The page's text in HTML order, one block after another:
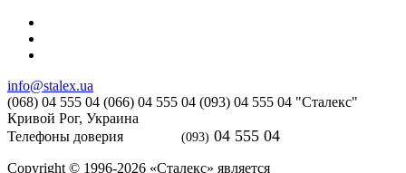
info@stalex.ua
(068) 04 555 04 (066) 04 555 04 (093) 04 555 04 "Сталекс"
Кривой Рог, Украина
Телефоны доверия
(093) 04 555 04
Copyright © 1996-2026 «Сталекс» является